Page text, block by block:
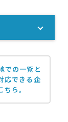
での一覧と
応できる企
ら。